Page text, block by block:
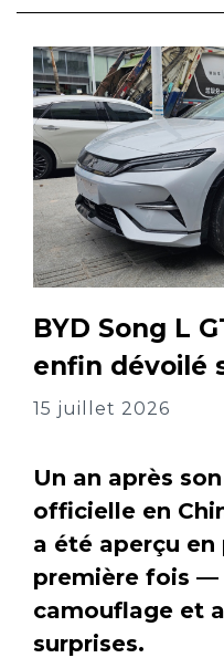
BYD Song L
enfin dévoilé
15 juillet 2026
Un an après
officielle en
a été aperçu
première fois —
camouflage et
surprises.